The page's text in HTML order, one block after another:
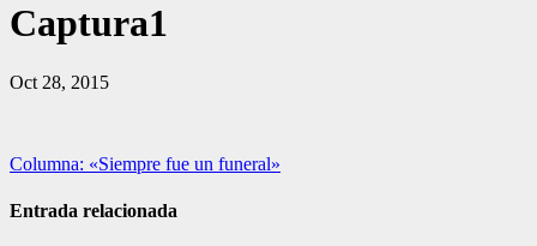
Captura1
Oct 28, 2015
Navegación
de
Columna: «Siempre fue un funeral»
Entrada relacionada